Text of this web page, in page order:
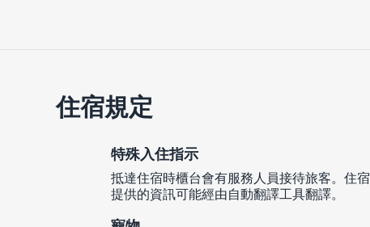
住宿規定
特殊入住指示
抵達住宿時櫃台會有服務人員接待旅客。住宿
提供的資訊可能經由自動翻譯工具翻譯。